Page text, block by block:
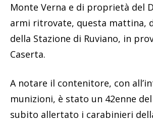
Monte Verna e di proprietà del
armi ritrovate, questa mattina,
della Stazione di Ruviano, in
Caserta.
A notare il contenitore, con
munizioni, è stato un 42enne
subito allertato i carabinieri